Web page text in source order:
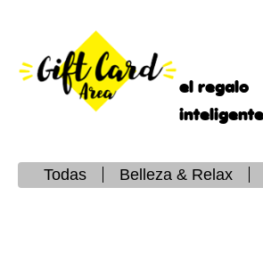
el regalo
inteligente
Todas Belleza & Relax